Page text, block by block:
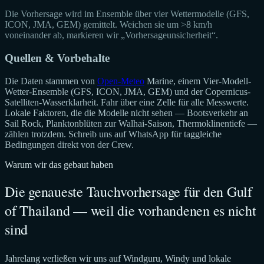
Die Vorhersage wird im Ensemble über vier Wettermodelle (GFS,
ICON, JMA, GEM) gemittelt. Weichen sie um >8 km/h
voneinander ab, markieren wir „Vorhersageunsicherheit“.
Quellen & Vorbehalte
Die Daten stammen von Open-Meteo Marine, einem Vier-Modell-
Wetter-Ensemble (GFS, ICON, JMA, GEM) und der Copernicus-
Satelliten-Wasserklarheit. Fahr über eine Zelle für alle Messwerte.
Lokale Faktoren, die die Modelle nicht sehen — Bootsverkehr an
Sail Rock, Planktonblüten zur Walhai-Saison, Thermoklinentiefe —
zählen trotzdem. Schreib uns auf WhatsApp für taggleiche
Bedingungen direkt von der Crew.
Warum wir das gebaut haben
Die genaueste Tauchvorhersage für den Gulf
of Thailand — weil die vorhandenen es nicht
sind
Jahrelang verließen wir uns auf Windguru, Windy und lokale